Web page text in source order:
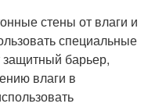
стены от влаги и
специальные
защитный барьер,
влаги в